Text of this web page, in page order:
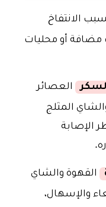
الانتفاخ
مضافة أو محليات
العصائر
المثلج
الإصابة
القهوة والشاي
والإسهال،